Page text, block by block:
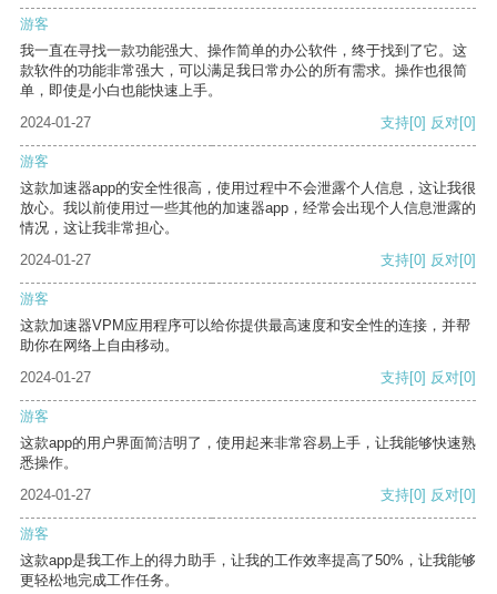
游客
我一直在寻找一款功能强大、操作简单的办公软件，终于找到了它。这
款软件的功能非常强大，可以满足我日常办公的所有需求。操作也很简
单，即使是小白也能快速上手。
2024-01-27
支持[0] 反对[0]
游客
这款加速器app的安全性很高，使用过程中不会泄露个人信息，这让我很
放心。我以前使用过一些其他的加速器app，经常会出现个人信息泄露的
情况，这让我非常担心。
2024-01-27
支持[0] 反对[0]
游客
这款加速器VPM应用程序可以给你提供最高速度和安全性的连接，并帮
助你在网络上自由移动。
2024-01-27
支持[0] 反对[0]
游客
这款app的用户界面简洁明了，使用起来非常容易上手，让我能够快速熟
悉操作。
2024-01-27
支持[0] 反对[0]
游客
这款app是我工作上的得力助手，让我的工作效率提高了50%，让我能够
更轻松地完成工作任务。